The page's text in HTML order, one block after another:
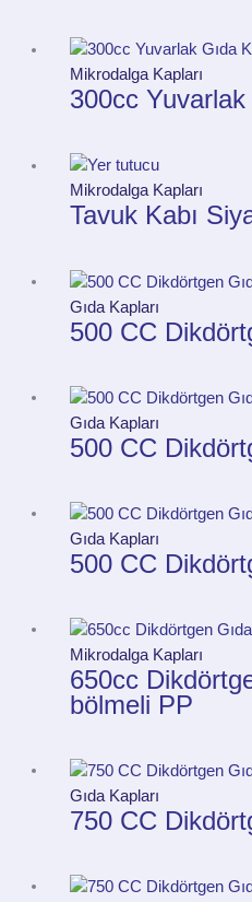
Mikrodalga Kapları
300cc Yuvarlak
Mikrodalga Kapları
Tavuk Kabı
Gıda Kapları
500 CC
Gıda Kapları
500 CC
Gıda Kapları
500 CC
Mikrodalga Kapları
650cc
bölmeli PP
Gıda Kapları
750 CC